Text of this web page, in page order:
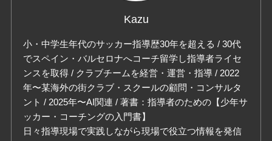
Kazu
小・中学生年代のサッカー指導歴30年を超える / 30代
でスペイン・バルセロナへコーチ留学し指導者ライセ
ンスを取得 / クラブチームを経営・運営・指導 / 2022
年〜某海外の街クラブ・スクールの顧問・コンサルタ
ント / 2025年〜AI関連 / 著書：指導者のための【少年サ
ッカー・コーチングの入門書】
日々指導現場で実践しながら現場で役立つ情報を発信